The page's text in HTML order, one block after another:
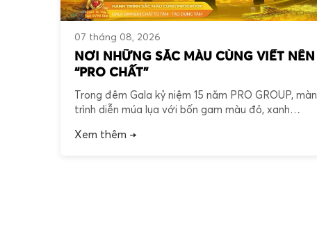
07 tháng 08, 2026
NƠI NHỮNG SẮC MÀU CÙNG VIẾT NÊN
“PRO CHẤT”
Trong đêm Gala kỷ niệm 15 năm PRO GROUP, màn
trình diễn múa lụa với bốn gam màu đỏ, xanh
khác biệt, những con người khác biệt và những
Xem thêm →